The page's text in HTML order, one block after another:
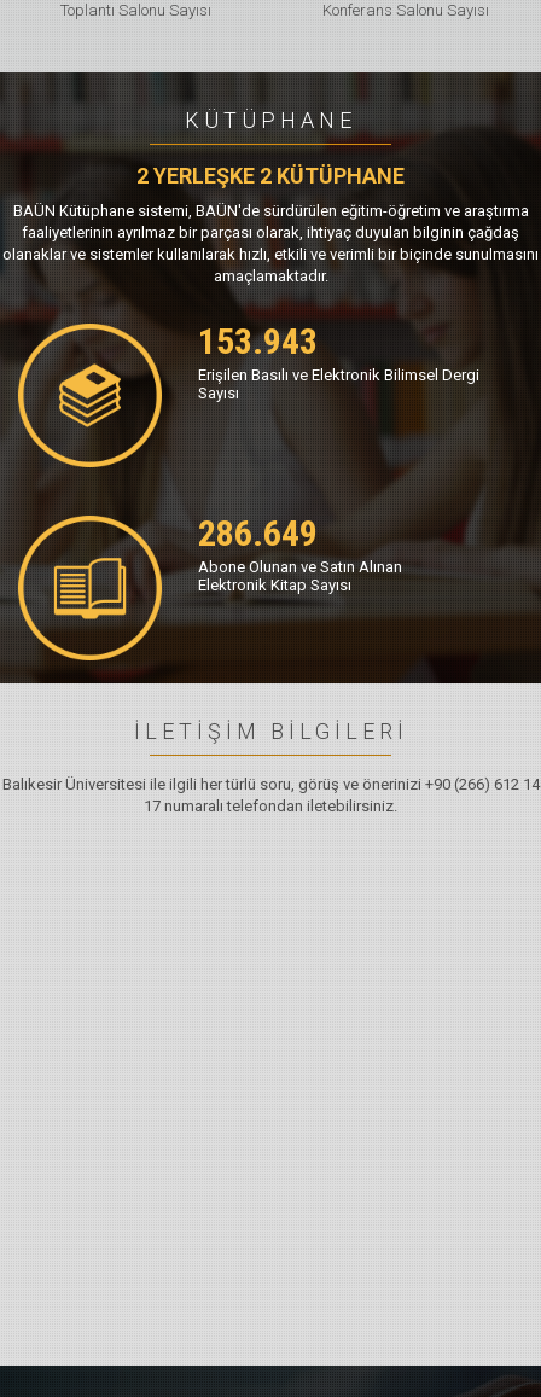
Toplantı Salonu Sayısı Konferans Salonu Sayısı
KÜTÜPHANE
2 YERLEŞKE 2 KÜTÜPHANE
BAÜN Kütüphane sistemi, BAÜN'de sürdürülen eğitim-öğretim ve araştırma
faaliyetlerinin ayrılmaz bir parçası olarak, ihtiyaç duyulan bilginin çağdaş
olanaklar ve sistemler kullanılarak hızlı, etkili ve verimli bir biçinde sunulmasını
amaçlamaktadır.
153.943
Erişilen Basılı ve Elektronik Bilimsel Dergi
Sayısı
286.649
Abone Olunan ve Satın Alınan
Elektronik Kitap Sayısı
İLETİŞİM BİLGİLERİ
Balıkesir Üniversitesi ile ilgili her türlü soru, görüş ve önerinizi +90 (266) 612 14
17 numaralı telefondan iletebilirsiniz.